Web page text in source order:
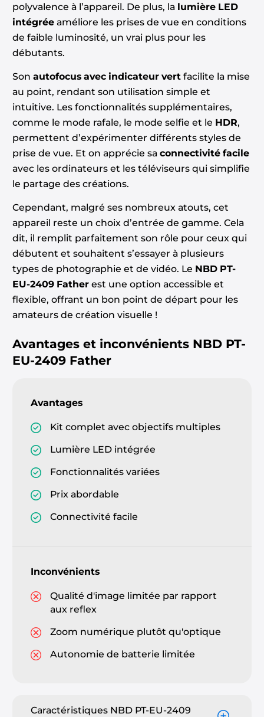
polyvalence à l’appareil. De plus, la lumière LED
intégréeaméliore les prises de vue en conditions
de faible luminosité, un vrai plus pour les
débutants.
Son autofocus avec indicateur vertfacilite la mise
au point, rendant son utilisation simple et
intuitive. Les fonctionnalités supplémentaires,
comme le mode rafale, le mode selfie et le HDR,
permettent d’expérimenter différents styles de
prise de vue. Et on apprécie sa connectivité facile
avec les ordinateurs et les téléviseurs qui simplifie
le partage des créations.
Cependant, malgré ses nombreux atouts, cet
appareil reste un choix d’entrée de gamme. Cela
dit, il remplit parfaitement son rôle pour ceux qui
débutent et souhaitent s’essayer à plusieurs
types de photographie et de vidéo. Le NBD PT-
EU-2409 Fatherest une option accessible et
flexible, offrant un bon point de départ pour les
amateurs de création visuelle !
Avantages et inconvénients NBD PT-
EU-2409 Father
Avantages
Kit complet avec objectifs multiples
Lumière LED intégrée
Fonctionnalités variées
Prix abordable
Connectivité facile
Inconvénients
Qualité d'image limitée par rapport
aux reflex
Zoom numérique plutôt qu'optique
Autonomie de batterie limitée
Caractéristiques NBD PT-EU-2409